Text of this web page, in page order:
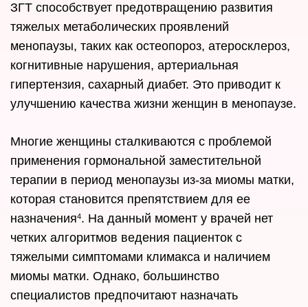
ЗГТ способствует предотвращению развития
тяжелых метаболических проявлений
менопаузы, таких как остеопороз, атеросклероз,
когнитивные нарушения, артериальная
гипертензия, сахарный диабет. Это приводит к
улучшению качества жизни женщин в менопаузе.
Многие женщины сталкиваются с проблемой
применения гормональной заместительной
терапии в период менопаузы из-за миомы матки,
которая становится препятствием для ее
назначения4. На данный момент у врачей нет
четких алгоритмов ведения пациенток с
тяжелыми симптомами климакса и наличием
миомы матки. Однако, большинство
специалистов предпочитают назначать